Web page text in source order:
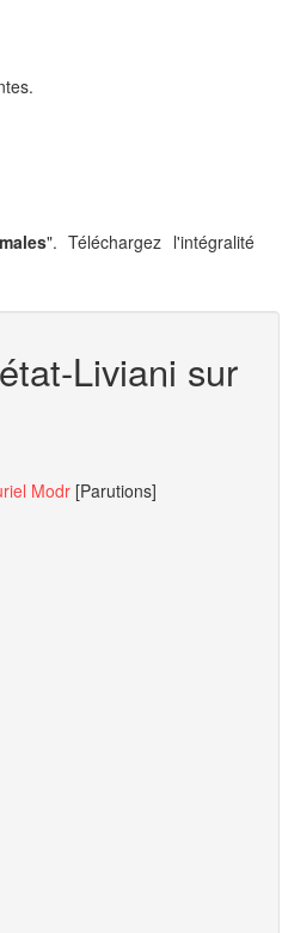
". Téléchargez l'intégralité
Liviani sur
Modr [Parutions]